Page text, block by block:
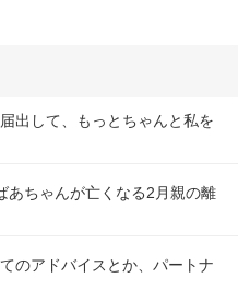
出して、もっとちゃんと私を
あちゃんが亡くなる2月親の離
のアドバイスとか、パートナ